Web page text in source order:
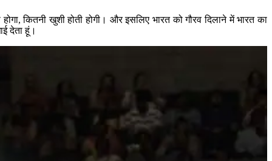
कितनी खुशी होती होगी। और इसलिए भारत को गौरव दिलाने में भारत का
देता हूं।